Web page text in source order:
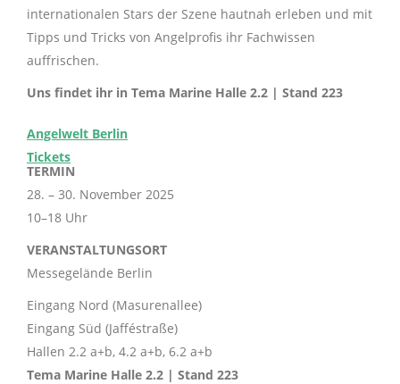
internationalen Stars der Szene hautnah erleben und mit
Tipps und Tricks von Angelprofis ihr Fachwissen
auffrischen.
Uns findet ihr in Tema Marine Halle 2.2 | Stand 223
Angelwelt Berlin
Tickets
TERMIN
28. – 30. November 2025
10–18 Uhr
VERANSTALTUNGSORT
Messegelände Berlin
Eingang Nord (Masurenallee)
Eingang Süd (Jafféstraße)
Hallen 2.2 a+b, 4.2 a+b, 6.2 a+b
Tema Marine Halle 2.2 | Stand 223